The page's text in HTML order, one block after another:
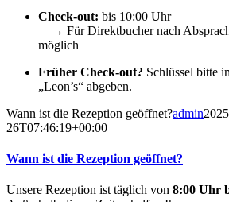
Check-out: bis 10:00 Uhr
→ Für Direktbucher nach
möglich
Früher Check-out? Schlüssel bitte
„Leon’s“ abgeben.
Wann ist die Rezeption geöffnet?admin
26T07:46:19+00:00
Wann ist die Rezeption geöffnet?
Unsere Rezeption ist täglich von 8:00 Uhr